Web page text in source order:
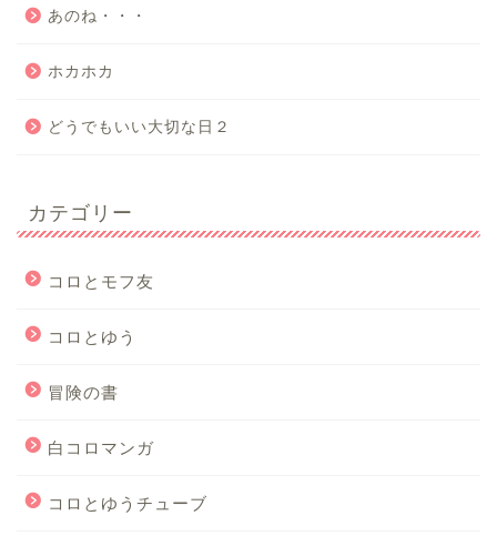
あのね・・・
ホカホカ
どうでもいい大切な日２
カテゴリー
コロとモフ友
コロとゆう
冒険の書
白コロマンガ
コロとゆうチューブ